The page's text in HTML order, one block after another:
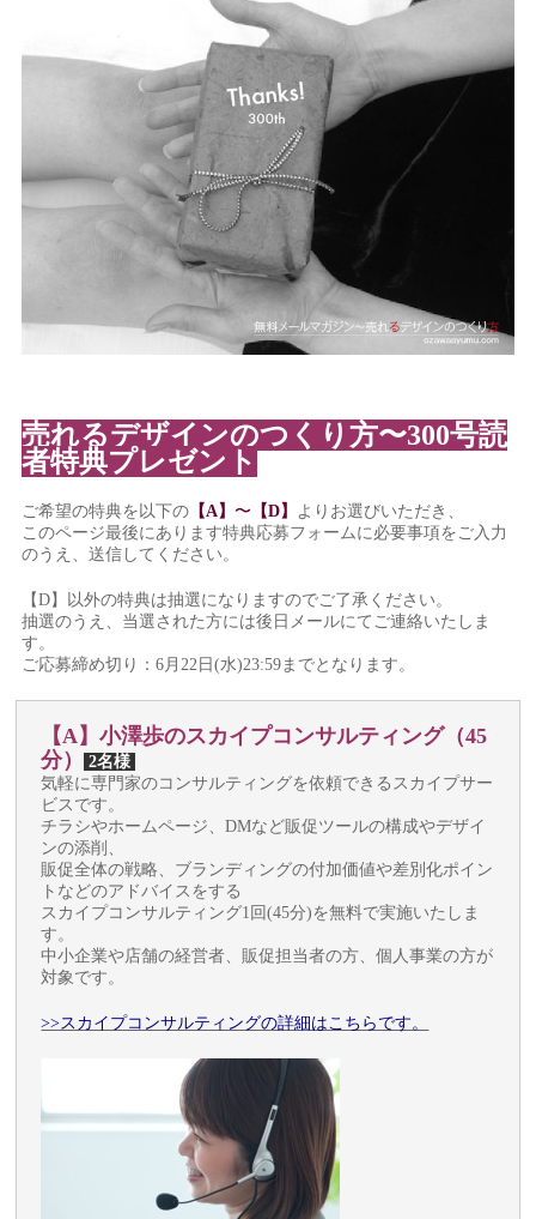
売れるデザインのつくり方〜300号読
者特典プレゼント
ご希望の特典を以下の 【A】 〜 【D】
よりお選びいただき、
このページ最後にあります特典応募フォームに必要事項をご入力
のうえ、送信してください。
【D】以外の特典は抽選になりますのでご了承ください。
抽選のうえ、当選された方には後日メールにてご連絡いたしま
す。
ご応募締め切り：6月22日(水)23:59までとなります。
【A】小澤歩のスカイプコンサルティング（45
分） 2名様
気軽に専門家のコンサルティングを依頼できるスカイプサー
ビスです。
チラシやホームページ、DMなど販促ツールの構成やデザイ
ンの添削、
販促全体の戦略、ブランディングの付加価値や差別化ポイン
トなどのアドバイスをする
スカイプコンサルティング1回(45分)を無料で実施いたしま
す。
中小企業や店舗の経営者、販促担当者の方、個人事業の方が
対象です。
>>スカイプコンサルティングの詳細はこちらです。